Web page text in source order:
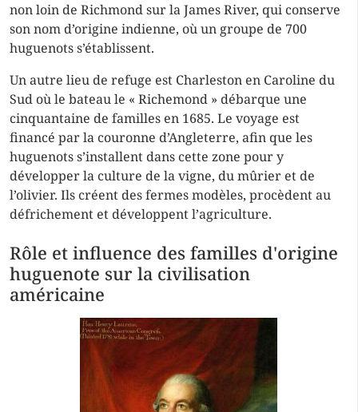
non loin de Richmond sur la James River, qui conserve
son nom d’origine indienne, où un groupe de 700
huguenots s’établissent.
Un autre lieu de refuge est Charleston en Caroline du
Sud où le bateau le « Richemond » débarque une
cinquantaine de familles en 1685. Le voyage est
financé par la couronne d’Angleterre, afin que les
huguenots s’installent dans cette zone pour y
développer la culture de la vigne, du mûrier et de
l’olivier. Ils créent des fermes modèles, procèdent au
défrichement et développent l’agriculture.
Rôle et influence des familles d'origine
huguenote sur la civilisation
américaine